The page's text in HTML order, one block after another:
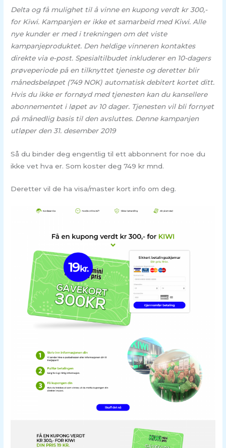
Delta og få mulighet til å vinne en kupong verdt kr 300,-
for Kiwi. Kampanjen er ikke et samarbeid med Kiwi. Alle
nye kunder er med i trekningen om det viste
kampanjeproduktet. Den heldige vinneren kontaktes
direkte via e-post. Spesialtilbudet inkluderer en 10-dagers
prøveperiode på en tilknyttet tjeneste og deretter blir
månedsbeløpet (749 NOK) automatisk debitert kortet ditt.
Hvis du ikke er fornøyd med tjenesten kan du kansellere
abonnementet i løpet av 10 dager. Tjenesten vil bli fornyet
på månedlig basis til den avsluttes. Denne kampanjen
utløper den 31. desember 2019
Så du binder deg engentlig til ett abbonnent for noe du
ikke vet hva er. Som koster deg 749 kr mnd.
Deretter vil de ha visa/master kort info om deg.